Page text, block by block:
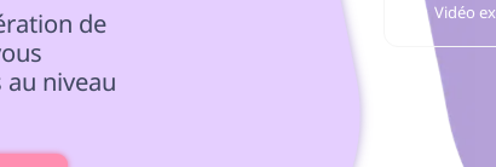
niveau
Vidéo